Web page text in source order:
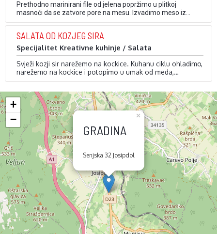
Prethodno marinirani file od jelena popržimo u plitkoj
masnoći da se zatvore pore na mesu. Izvadimo meso iz
posude i odložimo ga na toplo mjesto. Na istoj masnoći
pekmez od šljiva i sve podlijemo temeljcem od divljači. Pred
kraj dodamo vino. Serviramo …
SALATA OD KOZJEG SIRA
Specijalitet Kreativne kuhinje / Salata
Svježi kozji sir narežemo na kockice. Kuhanu ciklu ohladimo,
narežemo na kockice i potopimo u umak od meda,
limunovog soka i soli. Cherry rajčice ubacimo u kipuću vodu
Na tanjur stavimo umak u kojem se marinirala cikla i
slažemo kockice sira, cikle i rajčice. Dekoriramo jestivim …
GRADINA
Senjska 32 Josipdol
×
+
−